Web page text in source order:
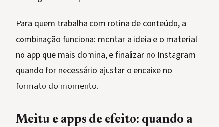
Para quem trabalha com rotina de conteúdo, a
combinação funciona: montar a ideia e o material
no app que mais domina, e finalizar no Instagram
quando for necessário ajustar o encaixe no
formato do momento.
Meitu e apps de efeito: quando a